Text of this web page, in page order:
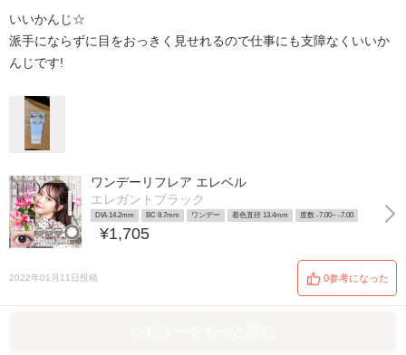
いいかんじ☆
派手にならずに目をおっきく見せれるので仕事にも支障なくいいか
んじです!
ワンデーリフレア エレベル
エレガントブラック
DIA 14.2mm BC 8.7mm ワンデー 着色直径 13.4mm 度数 -7.00~ -7.00
¥1,705
2022年01月11日投稿 0参考になった